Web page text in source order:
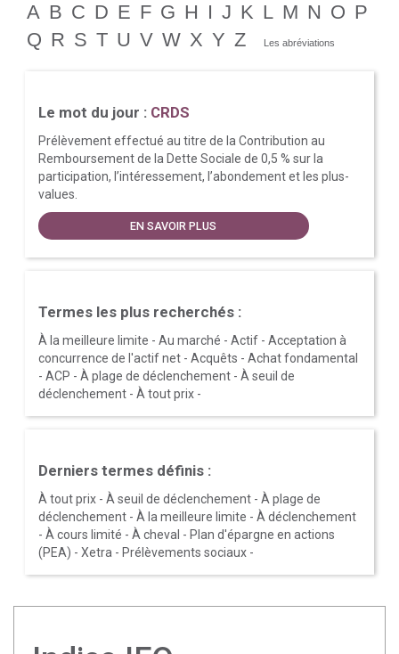
A B C D E F G H I J K L M N O P
Q R S T U V W X Y Z Les abréviations
Le mot du jour : CRDS
Prélèvement effectué au titre de la Contribution au
Remboursement de la Dette Sociale de 0,5 % sur la
participation, l’intéressement, l’abondement et les plus-
values.
EN SAVOIR PLUS
Termes les plus recherchés :
À la meilleure limite - Au marché - Actif- Acceptation à
concurrence de l'actif net- Acquêts - Achat fondamental
- ACP - À plage de déclenchement- À seuil de
déclenchement- À tout prix-
Derniers termes définis :
À tout prix- À seuil de déclenchement- À plage de
déclenchement- À la meilleure limite - À déclenchement
- À cours limité - À cheval - Plan d'épargne en actions
(PEA) - Xetra - Prélèvements sociaux-